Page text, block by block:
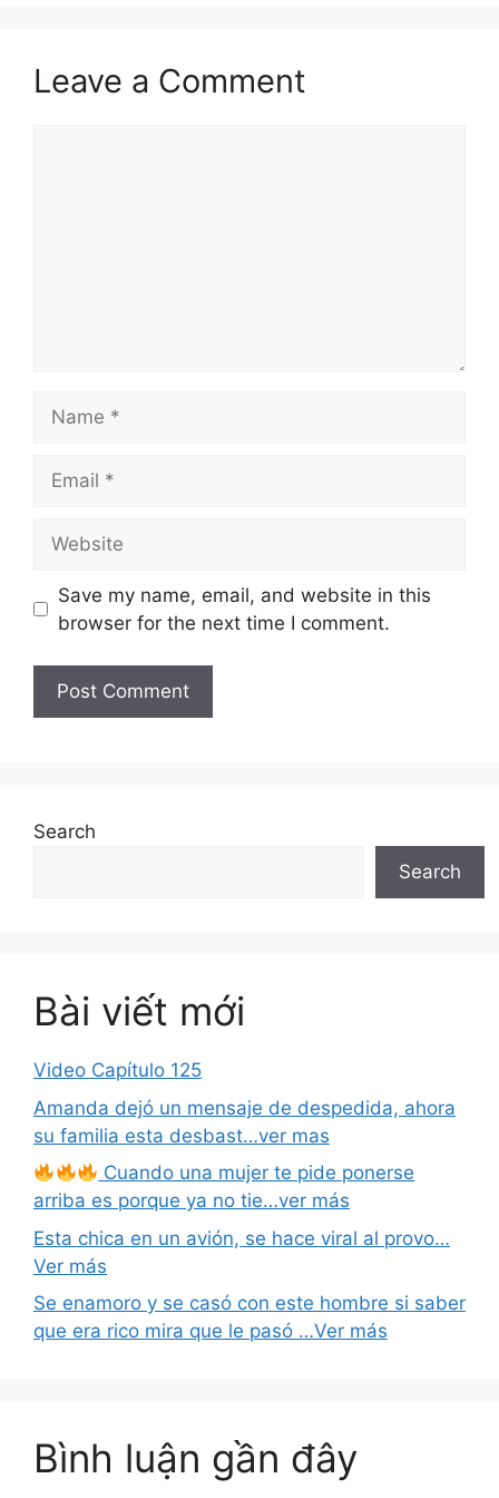
Leave a Comment
Save my name, email, and website in this
browser for the next time I comment.
Search
Search
Bài viết mới
Video Capítulo 125
Amanda dejó un mensaje de despedida, ahora
su familia esta desbast…ver mas
Cuando una mujer te pide ponerse
arriba es porque ya no tie…ver más
Esta chica en un avión, se hace viral al provo…
Ver más
Se enamoro y se casó con este hombre si saber
que era rico mira que le pasó …Ver más
Bình luận gần đây